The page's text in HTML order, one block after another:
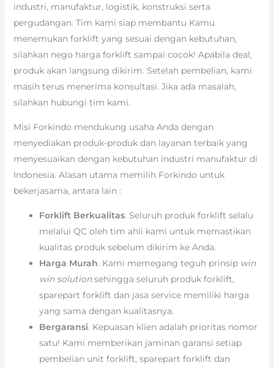
industri, manufaktur, logistik, konstruksi serta
pergudangan. Tim kami siap membantu Kamu
menemukan forklift yang sesuai dengan kebutuhan,
silahkan nego harga forklift sampai cocok! Apabila deal,
produk akan langsung dikirim. Setelah pembelian, kami
masih terus menerima konsultasi. Jika ada masalah,
silahkan hubungi tim kami.
Misi Forkindo mendukung usaha Anda dengan
menyediakan produk-produk dan layanan terbaik yang
menyesuaikan dengan kebutuhan industri manufaktur di
Indonesia. Alasan utama memilih Forkindo untuk
bekerjasama, antara lain :
Forklift Berkualitas. Seluruh produk forklift selalu
melalui QC oleh tim ahli kami untuk memastikan
kualitas produk sebelum dikirim ke Anda.
Harga Murah. Kami memegang teguh prinsip win
win solutionsehingga seluruh produk forklift,
sparepart forklift dan jasa service memiliki harga
yang sama dengan kualitasnya.
Bergaransi. Kepuasan klien adalah prioritas nomor
satu! Kami memberikan jaminan garansi setiap
pembelian unit forklift, sparepart forklift dan